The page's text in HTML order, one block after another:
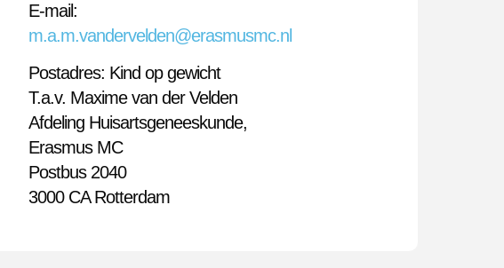
E-mail:
m.a.m.vandervelden@erasmusmc.nl
Postadres: Kind op gewicht
T.a.v. Maxime van der Velden
Afdeling Huisartsgeneeskunde,
Erasmus MC
Postbus 2040
3000 CA Rotterdam